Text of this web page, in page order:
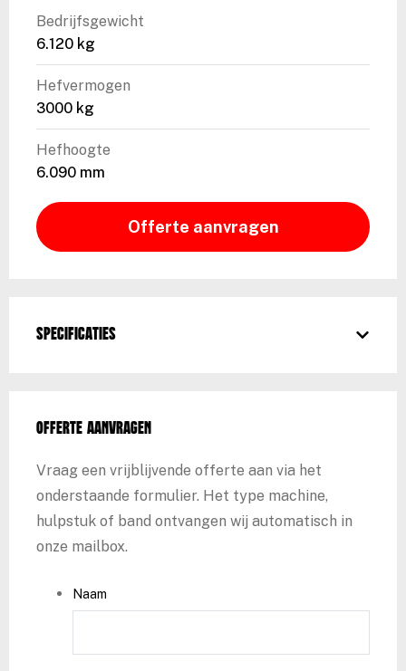
Bedrijfsgewicht
6.120 kg
Hefvermogen
3000 kg
Hefhoogte
6.090 mm
Offerte aanvragen
Specificaties
Offerte aanvragen
Vraag een vrijblijvende offerte aan via het
onderstaande formulier. Het type machine,
hulpstuk of band ontvangen wij automatisch in
onze mailbox.
Naam